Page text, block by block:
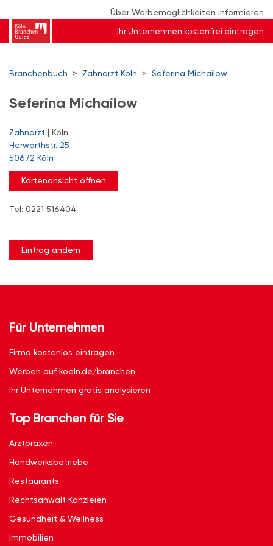
Über Werbemöglichkeiten informieren
Ihr Unternehmen kostenfrei eintragen
Branchenbuch > Zahnarzt Köln > Seferina Michailow
Seferina Michailow
Zahnarzt | Köln
Herwarthstr. 25
50672 Köln
Kartenansicht öffnen
Tel: 0221 516404
Eintrag ändern
Für Unternehmen
Firma kostenlos eintragen
Werben auf koeln.de/branchen
Ihr Unternehmen gratis analysieren
Top Branchen für Sie
Arztpraxen
Handwerksbetriebe
Restaurants
Rechtsanwalt Kanzleien
Gesundheit & Wellness
Immobilien